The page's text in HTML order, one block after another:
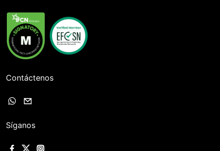
Contáctenos
Síganos